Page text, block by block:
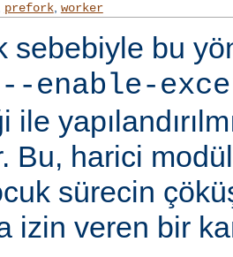
prefork, worker
sebebiyle bu
--enable-
ile
Bu, harici
sürecin
izin veren bir